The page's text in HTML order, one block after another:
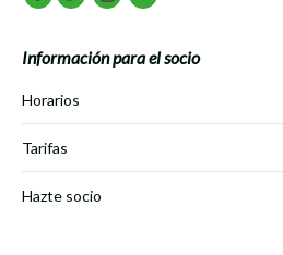
Facebook
TwitterInstagramYoutube
Información para el socio
Horarios
Tarifas
Hazte socio